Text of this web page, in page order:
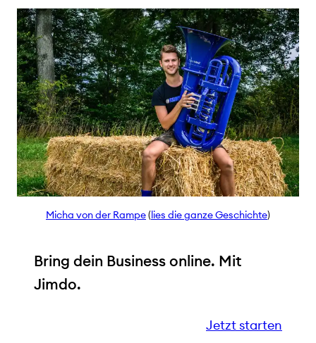
Micha von der Rampe(lies die ganze Geschichte)
Bring dein Business online. Mit
Jimdo.
Jetzt starten